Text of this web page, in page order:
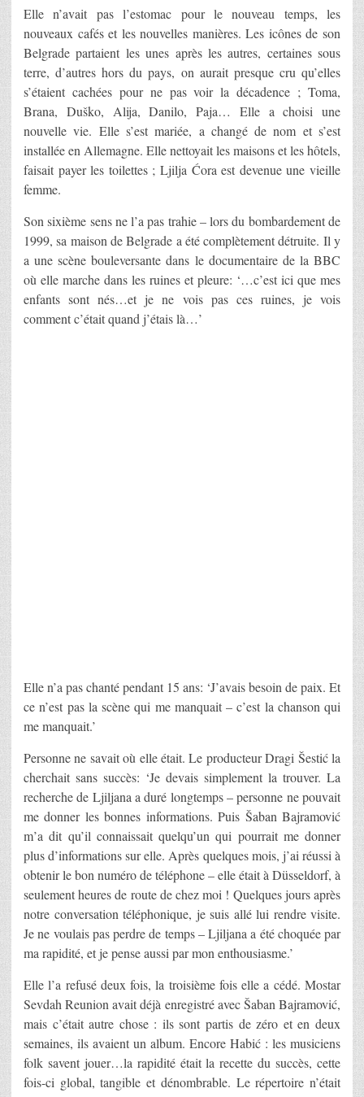
Elle n’avait pas l’estomac pour le nouveau temps, les
nouveaux cafés et les nouvelles manières. Les icônes de son
Belgrade partaient les unes après les autres, certaines sous
terre, d’autres hors du pays, on aurait presque cru qu’elles
s’étaient cachées pour ne pas voir la décadence ; Toma,
Brana, Duško, Alija, Danilo, Paja… Elle a choisi une
nouvelle vie. Elle s’est mariée, a changé de nom et s’est
installée en Allemagne. Elle nettoyait les maisons et les hôtels,
faisait payer les toilettes ; Ljilja Ćora est devenue une vieille
femme.
Son sixième sens ne l’a pas trahie – lors du bombardement de
1999, sa maison de Belgrade a été complètement détruite. Il y
a une scène bouleversante dans le documentaire de la BBC
où elle marche dans les ruines et pleure: ‘…c’est ici que mes
enfants sont nés…et je ne vois pas ces ruines, je vois
comment c’était quand j’étais là…’
Elle n’a pas chanté pendant 15 ans: ‘J’avais besoin de paix. Et
ce n’est pas la scène qui me manquait – c’est la chanson qui
me manquait.’
Personne ne savait où elle était. Le producteur Dragi Šestić la
cherchait sans succès: ‘Je devais simplement la trouver. La
recherche de Ljiljana a duré longtemps – personne ne pouvait
me donner les bonnes informations. Puis Šaban Bajramović
m’a dit qu’il connaissait quelqu’un qui pourrait me donner
plus d’informations sur elle. Après quelques mois, j’ai réussi à
obtenir le bon numéro de téléphone – elle était à Düsseldorf, à
seulement heures de route de chez moi ! Quelques jours après
notre conversation téléphonique, je suis allé lui rendre visite.
Je ne voulais pas perdre de temps – Ljiljana a été choquée par
ma rapidité, et je pense aussi par mon enthousiasme.’
Elle l’a refusé deux fois, la troisième fois elle a cédé. Mostar
Sevdah Reunion avait déjà enregistré avec Šaban Bajramović,
mais c’était autre chose : ils sont partis de zéro et en deux
semaines, ils avaient un album. Encore Habić : les musiciens
folk savent jouer…la rapidité était la recette du succès, cette
fois-ci global, tangible et dénombrable. Le répertoire n’était